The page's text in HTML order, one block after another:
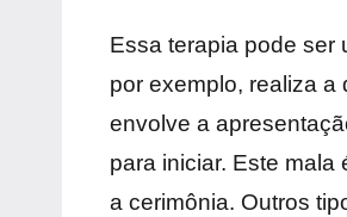
Essa terapia pode ser
por exemplo, realiza
envolve a
para iniciar. Este
a cerimônia. Outros